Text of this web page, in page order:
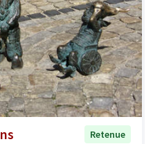
Retenue